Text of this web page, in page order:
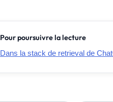
Pour poursuivre la lecture
Dans la stack de retrieval de